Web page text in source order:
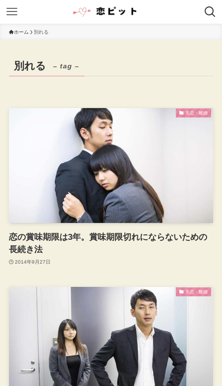
ホーム 別れる
別れる – tag –
失恋・離婚
恋の賞味期限は3年。賞味期限切れにならないための
長続き法
2014年9月27日
失恋・離婚